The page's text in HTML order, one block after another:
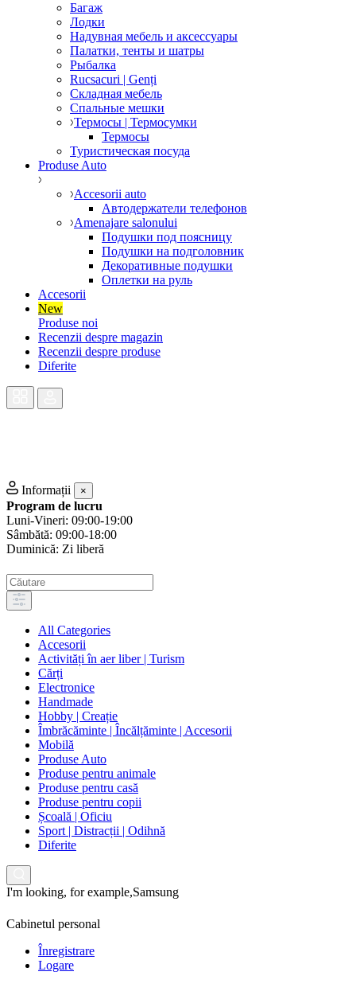
Багаж
Лодки
Надувная мебель и аксессуары
Палатки, тенты и шатры
Рыбалка
Rucsacuri | Genți
Складная мебель
Спальные мешки
Термосы | Термосумки
Термосы
Туристическая посуда
Produse Auto
Accesorii auto
Автодержатели телефонов
Amenajare salonului
Подушки под поясницу
Подушки на подголовник
Декоративные подушки
Оплетки на руль
Accesorii
New
Produse noi
Recenzii despre magazin
Recenzii despre produse
Diferite
Informații ×
Program de lucru
Luni-Vineri: 09:00-19:00
Sâmbătă: 09:00-18:00
Duminică: Zi liberă
All Categories
Accesorii
Activități în aer liber | Turism
Cărți
Electronice
Handmade
Hobby | Creație
Îmbrăcăminte | Încălțăminte | Accesorii
Mobilă
Produse Auto
Produse pentru animale
Produse pentru casă
Produse pentru copii
Școală | Oficiu
Sport | Distracții | Odihnă
Diferite
I'm looking, for example,Samsung
Cabinetul personal
Înregistrare
Logare